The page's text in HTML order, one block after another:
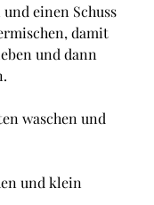
einen Schuss
damit
und dann
waschen und
und klein